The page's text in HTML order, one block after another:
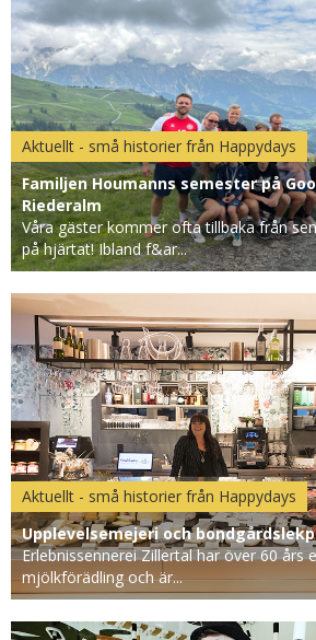
Aktuellt - små historier från Happydays
Familjen Houmanns semester på
Riederalm
Våra gäster kommer ofta tillbaka från
på hjärtat! Ibland f&ar...
Aktuellt - små historier från Happydays
Upplevelsemejeri och
Erlebnissennerei Zillertal har över 60 års
mjölkförädling och är...